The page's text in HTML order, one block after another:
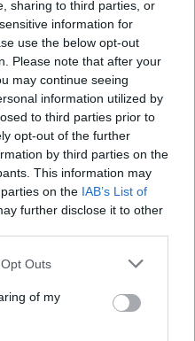
sharing to third parties, or
information for
use the below opt-out
Please note that after your
may continue seeing
information utilized by
to third parties prior to
opt-out of the further
by third parties on the
This information may
on the IAB’s List of
further disclose it to other
Outs
of my
un figlio
sociale. Altro che